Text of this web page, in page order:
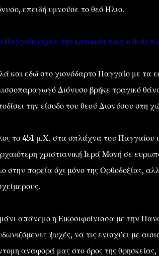
επειδή υμνούσε το θεό Ήλιο.
Παγγαίο είχαν την κατοικία τους ο θεός
και εδώ στο χιονόδαρτο Παγγαίο με τα
Διόνυσο βρήκε τραγικό
την είσοδο του θεού Διονύσου στη
το 451 μ.Χ. στα σπλάχνα του Παγγαίου
χριστιανική Ιερά Μονή σε
στην πορεία όχι μόνο της Ορθοδοξίας,
απάνεμο η Εικοσιφοίνισσα με την
ψυχές, να τις ενισχύει με
αναφορά μας στο όρος της